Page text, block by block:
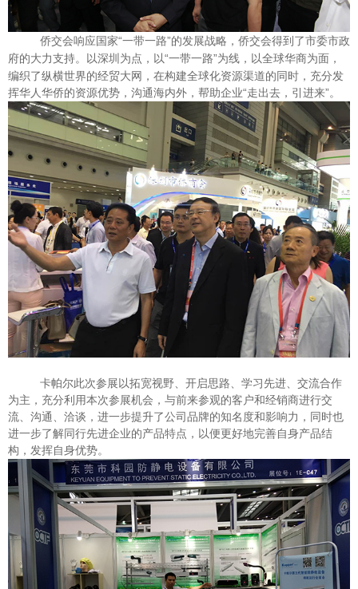
侨交会响应国家“一带一路”的发展战略，侨交会得到了市委市政
府的大力支持。以深圳为点，以“一带一路”为线，以全球华商为面，
编织了纵横世界的经贸大网，在构建全球化资源渠道的同时，充分发
挥华人华侨的资源优势，沟通海内外，帮助企业“走出去，引进来”。
卡帕尔此次参展以拓宽视野、开启思路、学习先进、交流合作
为主，充分利用本次参展机会，与前来参观的客户和经销商进行交
流、沟通、洽谈，进一步提升了公司品牌的知名度和影响力，同时也
进一步了解同行先进企业的产品特点，以便更好地完善自身产品结
构，发挥自身优势。